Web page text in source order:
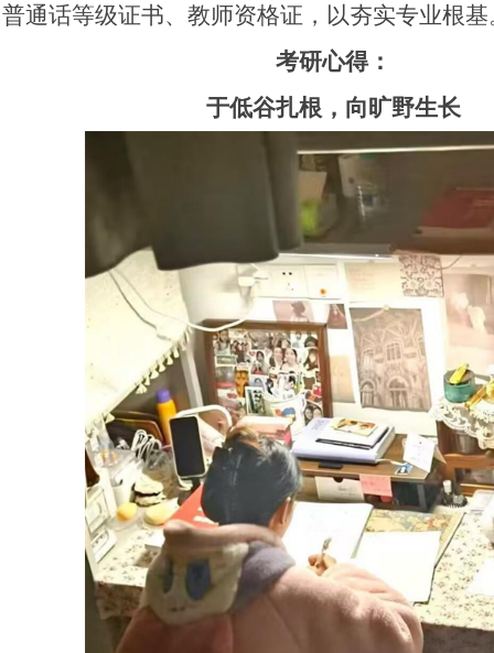
普通话等级证书、教师资格证，以夯实专业根基
考研心得：
于低谷扎根，向旷野生长